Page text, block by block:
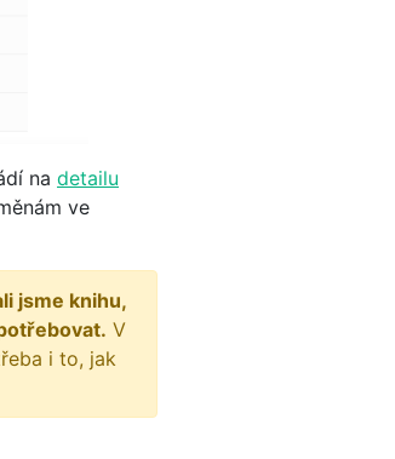
na detailu
ve
jsme knihu,
V
i to, jak